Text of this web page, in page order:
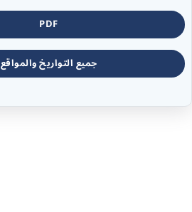
PDF
جميع التواريخ والمواقع